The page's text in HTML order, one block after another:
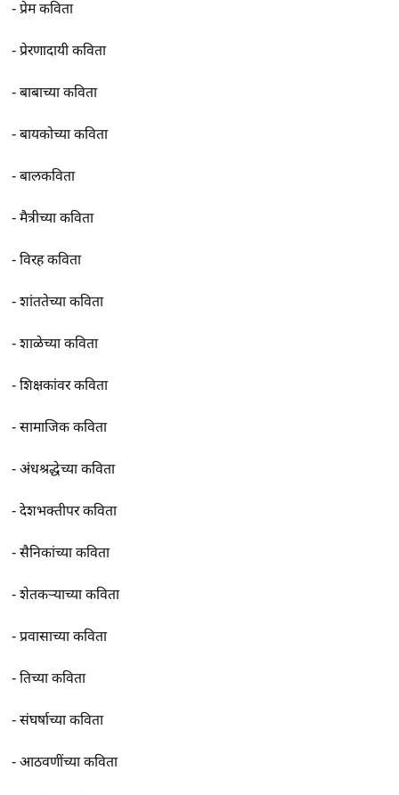
-प्रेम कविता
-प्रेरणादायी कविता
-बाबाच्या कविता
-बायकोच्या कविता
-बालकविता
-मैत्रीच्या कविता
-विरह कविता
-शांततेच्या कविता
-शाळेच्या कविता
-शिक्षकांवर कविता
-सामाजिक कविता
-अंधश्रद्धेच्या कविता
-देशभक्तीपर कविता
-सैनिकांच्या कविता
-शेतकर्‍याच्या कविता
-प्रवासाच्या कविता
-तिच्या कविता
-संघर्षाच्या कविता
-आठवणींच्या कविता